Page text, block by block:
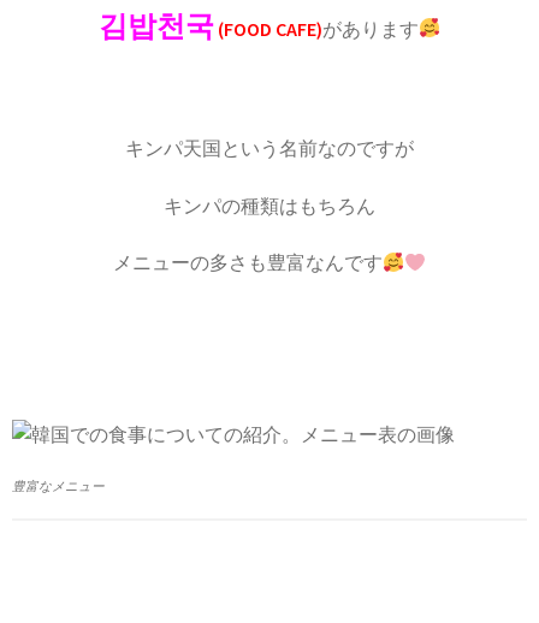
김밥천국(FOOD CAFE)があります
キンパ天国という名前なのですが
キンパの種類はもちろん
メニューの多さも豊富なんです
豊富なメニュー